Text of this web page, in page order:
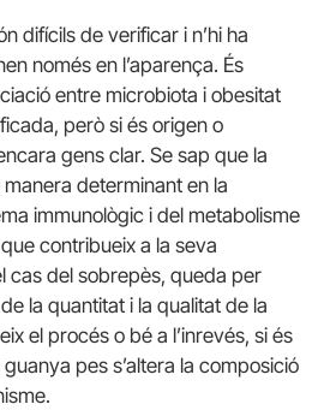
difícils de verificar i n’hi ha
només en l’aparença. És
entre microbiota i obesitat
però si és origen o
gens clar. Se sap que la
determinant en la
immunològic i del metabolisme
contribueix a la seva
cas del sobrepès, queda per
la quantitat i la qualitat de la
el procés o bé a l’inrevés, si és
pes s’altera la composició